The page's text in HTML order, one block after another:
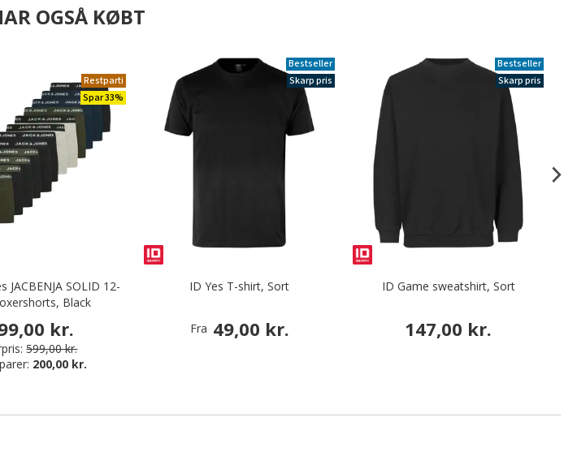
OGSÅ KØBT
Restparti
Spar 33%
JACBENJA SOLID 12-
Black
kr.
599,00 kr.
200,00 kr.
Bestseller
Skarp pris
ID Yes T-shirt, Sort
Fra 49,00 kr.
Bestseller
Skarp pris
ID Game sweatshirt, Sort
147,00 kr.